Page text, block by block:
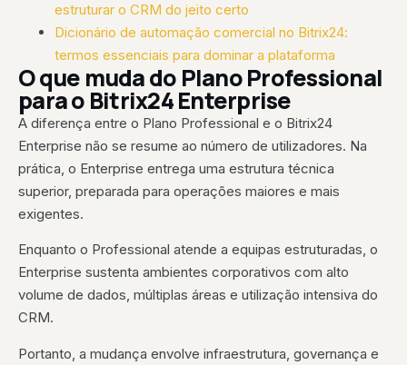
estruturar o CRM do jeito certo
Dicionário de automação comercial no Bitrix24:
termos essenciais para dominar a plataforma
O que muda do Plano Professional
para o Bitrix24 Enterprise
A diferença entre o Plano Professional e o Bitrix24
Enterprise não se resume ao número de utilizadores. Na
prática, o Enterprise entrega uma estrutura técnica
superior, preparada para operações maiores e mais
exigentes.
Enquanto o Professional atende a equipas estruturadas, o
Enterprise sustenta ambientes corporativos com alto
volume de dados, múltiplas áreas e utilização intensiva do
CRM.
Portanto, a mudança envolve infraestrutura, governança e